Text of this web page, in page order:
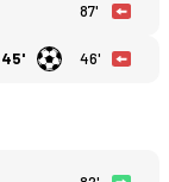
87'
45' 46'